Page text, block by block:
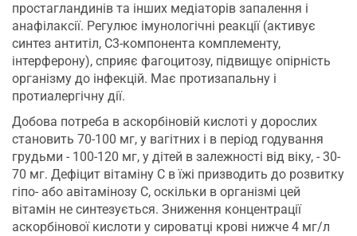
простагландинів та інших медіаторів запалення і
анафілаксії. Регулює імунологічні реакції (активує
синтез антитіл, С3-компонента комплементу,
інтерферону), сприяє фагоцитозу, підвищує опірність
організму до інфекцій. Має протизапальну і
протиалергічну дії.
Добова потреба в аскорбіновій кислоті у дорослих
становить 70-100 мг, у вагітних і в період годування
грудьми - 100-120 мг, у дітей в залежності від віку, - 30-
70 мг. Дефіцит вітаміну С в їжі призводить до розвитку
гіпо- або авітамінозу С, оскільки в організмі цей
вітамін не синтезується. Зниження концентрації
аскорбінової кислоти у сироватці крові нижче 4 мг/л